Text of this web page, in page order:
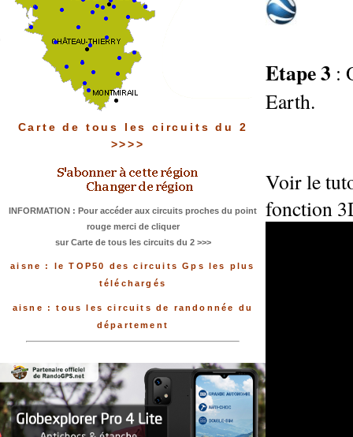
Carte de tous les circuits du 2
>>>>
INFORMATION : Pour accéder aux circuits proches du point
rouge merci de cliquer
sur Carte de tous les circuits du 2 >>>
aisne : le TOP50 des circuits Gps les plus
téléchargés
aisne : tous les circuits de randonnée du
département
Etape 3 :
Earth.
Voir le
fonction